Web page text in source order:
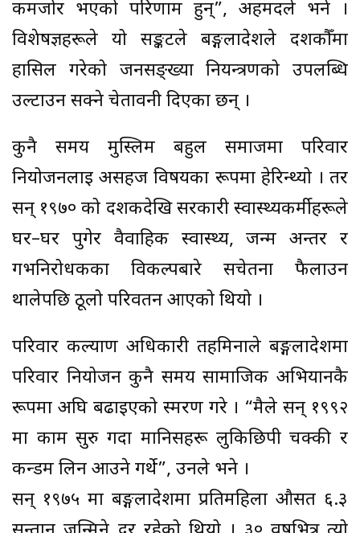
कमजोर भएको परिणाम हुन्”, अहमदले भने ।
विशेषज्ञहरूले यो सङ्कटले बङ्गलादेशले दशकौँमा
हासिल गरेको जनसङ्ख्या नियन्त्रणको उपलब्धि
उल्टाउन सक्ने चेतावनी दिएका छन् ।
कुनै समय मुस्लिम बहुल समाजमा परिवार
नियोजनलाई असहज विषयका रूपमा हेरिन्थ्यो । तर
सन् १९७० को दशकदेखि सरकारी स्वास्थ्यकर्मीहरूले
घर–घर पुगेर वैवाहिक स्वास्थ्य, जन्म अन्तर र
गर्भनिरोधकका विकल्पबारे सचेतना फैलाउन
थालेपछि ठूलो परिवर्तन आएको थियो ।
परिवार कल्याण अधिकारी तहमिनाले बङ्गलादेशमा
परिवार नियोजन कुनै समय सामाजिक अभियानकै
रूपमा अघि बढाइएको स्मरण गरे । “मैले सन् १९९२
मा काम सुरु गर्दा मानिसहरू लुकिछिपी चक्की र
कन्डम लिन आउने गर्थे”, उनले भने ।
सन् १९७५ मा बङ्गलादेशमा प्रतिमहिला औसत ६.३